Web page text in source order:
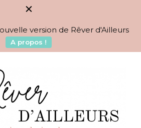
version de Rêver d'Ailleurs
A propos !
– 10
s'envoler vers…
2010